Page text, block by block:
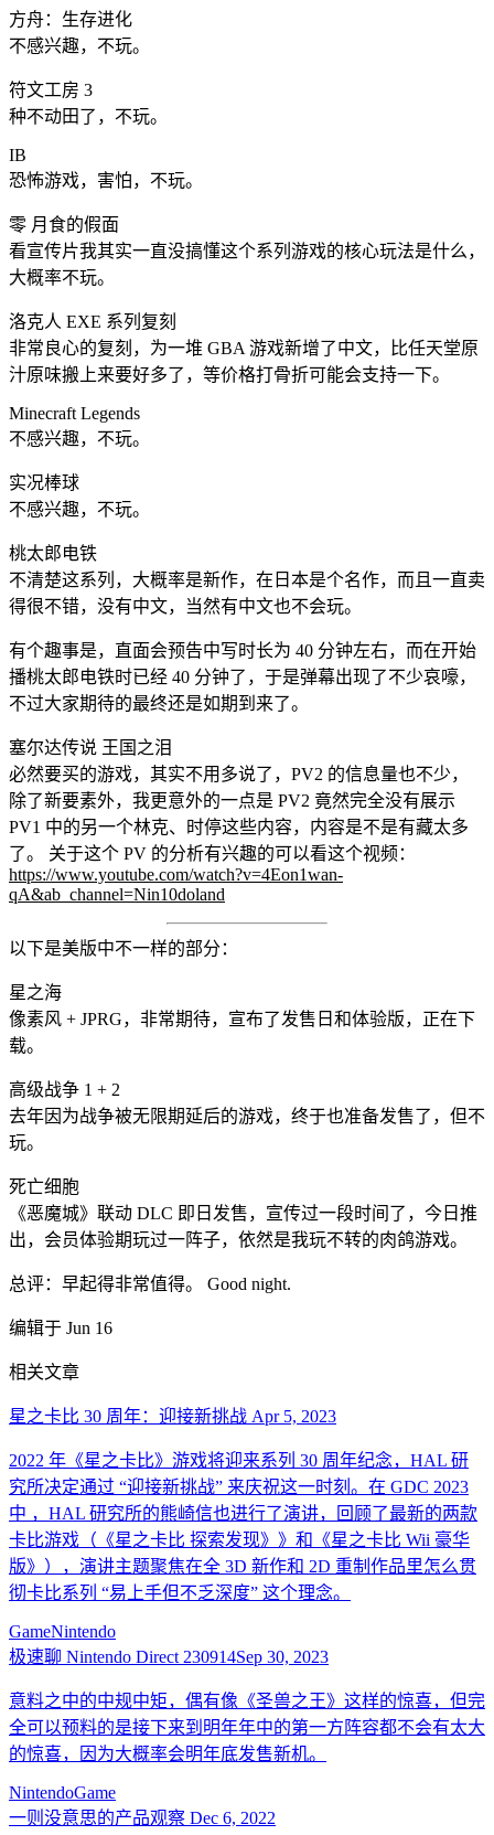
方舟：生存进化
不感兴趣，不玩。
符文工房 3
种不动田了，不玩。
IB
恐怖游戏，害怕，不玩。
零 月食的假面
看宣传片我其实一直没搞懂这个系列游戏的核心玩法是什么，
大概率不玩。
洛克人 EXE 系列复刻
非常良心的复刻，为一堆 GBA 游戏新增了中文，比任天堂原
汁原味搬上来要好多了，等价格打骨折可能会支持一下。
Minecraft Legends
不感兴趣，不玩。
实况棒球
不感兴趣，不玩。
桃太郎电铁
不清楚这系列，大概率是新作，在日本是个名作，而且一直卖
得很不错，没有中文，当然有中文也不会玩。
有个趣事是，直面会预告中写时长为 40 分钟左右，而在开始
播桃太郎电铁时已经 40 分钟了，于是弹幕出现了不少哀嚎，
不过大家期待的最终还是如期到来了。
塞尔达传说 王国之泪
必然要买的游戏，其实不用多说了，PV2 的信息量也不少，
除了新要素外，我更意外的一点是 PV2 竟然完全没有展示
PV1 中的另一个林克、时停这些内容，内容是不是有藏太多
了。 关于这个 PV 的分析有兴趣的可以看这个视频：
https://www.youtube.com/watch?v=4Eon1wan-
qA&ab_channel=Nin10doland
以下是美版中不一样的部分：
星之海
像素风 + JPRG，非常期待，宣布了发售日和体验版，正在下
载。
高级战争 1 + 2
去年因为战争被无限期延后的游戏，终于也准备发售了，但不
玩。
死亡细胞
《恶魔城》联动 DLC 即日发售，宣传过一段时间了，今日推
出，会员体验期玩过一阵子，依然是我玩不转的肉鸽游戏。
总评：​早起得非常值得。 Good night.
编辑于 Jun 16
相关文章
星之卡比 30 周年：迎接新挑战 Apr 5, 2023
2022 年《星之卡比》游戏将迎来系列 30 周年纪念，HAL 研
究所决定通过 “迎接新挑战” 来庆祝这一时刻。在 GDC 2023
中 ，HAL 研究所的熊崎信也进行了演讲，回顾了最新的两款
卡比游戏（《星之卡比 探索发现》》和《星之卡比 Wii 豪华
版》），演讲主题聚焦在全 3D 新作和 2D 重制作品里怎么贯
彻卡比系列 “易上手但不乏深度” 这个理念。
GameNintendo
极速聊 Nintendo Direct 230914Sep 30, 2023
意料之中的中规中矩，偶有像《圣兽之王》这样的惊喜，但完
全可以预料的是接下来到明年年中的第一方阵容都不会有太大
的惊喜，因为大概率会明年底发售新机。
NintendoGame
一则没意思的产品观察 Dec 6, 2022